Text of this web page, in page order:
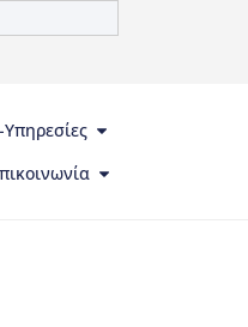
Υπηρεσίες